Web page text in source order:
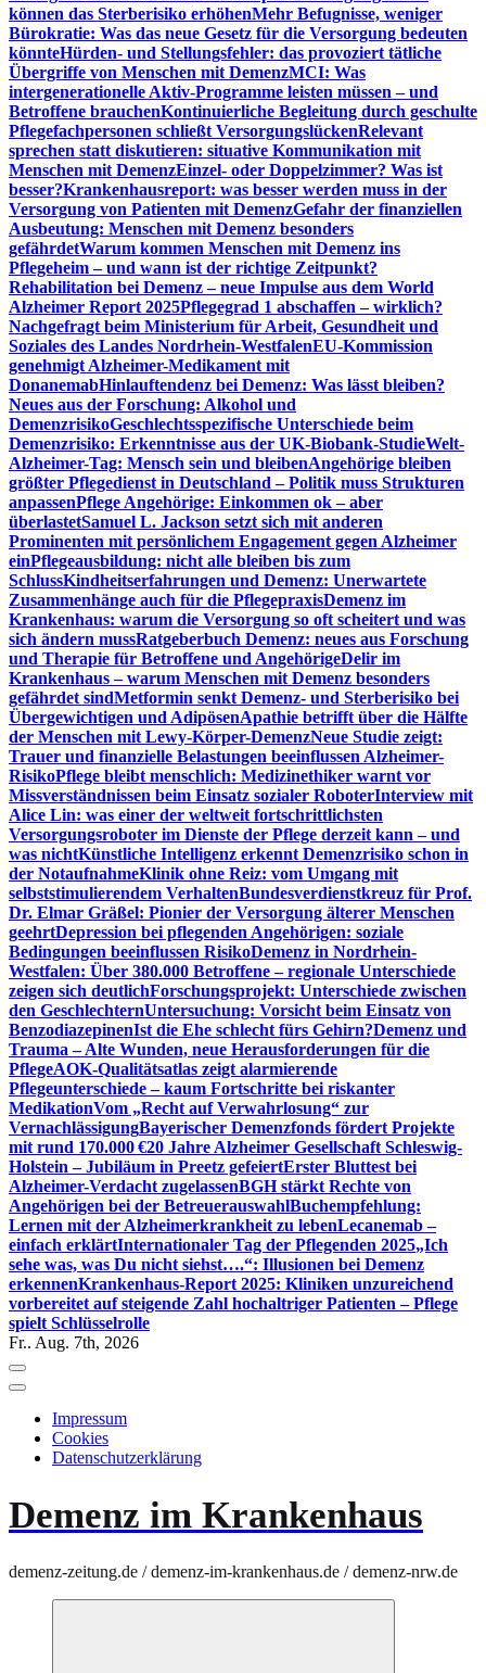
können das Sterberisiko erhöhenMehr Befugnisse, weniger
Bürokratie: Was das neue Gesetz für die Versorgung bedeuten
könnteHürden- und Stellungsfehler: das provoziert tätliche
Übergriffe von Menschen mit DemenzMCI: Was
intergenerationelle Aktiv-Programme leisten müssen – und
Betroffene brauchenKontinuierliche Begleitung durch geschulte
Pflegefachpersonen schließt VersorgungslückenRelevant
sprechen statt diskutieren: situative Kommunikation mit
Menschen mit DemenzEinzel- oder Doppelzimmer? Was ist
besser?Krankenhausreport: was besser werden muss in der
Versorgung von Patienten mit DemenzGefahr der finanziellen
Ausbeutung: Menschen mit Demenz besonders
gefährdetWarum kommen Menschen mit Demenz ins
Pflegeheim – und wann ist der richtige Zeitpunkt?
Rehabilitation bei Demenz – neue Impulse aus dem World
Alzheimer Report 2025Pflegegrad 1 abschaffen – wirklich?
Nachgefragt beim Ministerium für Arbeit, Gesundheit und
Soziales des Landes Nordrhein-WestfalenEU-Kommission
genehmigt Alzheimer-Medikament mit
DonanemabHinlauftendenz bei Demenz: Was lässt bleiben?
Neues aus der Forschung: Alkohol und
DemenzrisikoGeschlechtsspezifische Unterschiede beim
Demenzrisiko: Erkenntnisse aus der UK-Biobank-StudieWelt-
Alzheimer-Tag: Mensch sein und bleibenAngehörige bleiben
größter Pflegedienst in Deutschland – Politik muss Strukturen
anpassenPflege Angehörige: Einkommen ok – aber
überlastetSamuel L. Jackson setzt sich mit anderen
Prominenten mit persönlichem Engagement gegen Alzheimer
einPflegeausbildung: nicht alle bleiben bis zum
SchlussKindheitserfahrungen und Demenz: Unerwartete
Zusammenhänge auch für die PflegepraxisDemenz im
Krankenhaus: warum die Versorgung so oft scheitert und was
sich ändern mussRatgeberbuch Demenz: neues aus Forschung
und Therapie für Betroffene und AngehörigeDelir im
Krankenhaus – warum Menschen mit Demenz besonders
gefährdet sindMetformin senkt Demenz- und Sterberisiko bei
Übergewichtigen und AdipösenApathie betrifft über die Hälfte
der Menschen mit Lewy-Körper-DemenzNeue Studie zeigt:
Trauer und finanzielle Belastungen beeinflussen Alzheimer-
RisikoPflege bleibt menschlich: Medizinethiker warnt vor
Missverständnissen beim Einsatz sozialer RoboterInterview mit
Alice Lin: was einer der weltweit fortschrittlichsten
Versorgungsroboter im Dienste der Pflege derzeit kann – und
was nichtKünstliche Intelligenz erkennt Demenzrisiko schon in
der NotaufnahmeKlinik ohne Reiz: vom Umgang mit
selbststimulierendem VerhaltenBundesverdienstkreuz für Prof.
Dr. Elmar Gräßel: Pionier der Versorgung älterer Menschen
geehrtDepression bei pflegenden Angehörigen: soziale
Bedingungen beeinflussen RisikoDemenz in Nordrhein-
Westfalen: Über 380.000 Betroffene – regionale Unterschiede
zeigen sich deutlichForschungsprojekt: Unterschiede zwischen
den GeschlechternUntersuchung: Vorsicht beim Einsatz von
BenzodiazepinenIst die Ehe schlecht fürs Gehirn?Demenz und
Trauma – Alte Wunden, neue Herausforderungen für die
PflegeAOK-Qualitätsatlas zeigt alarmierende
Pflegeunterschiede – kaum Fortschritte bei riskanter
MedikationVom „Recht auf Verwahrlosung“ zur
VernachlässigungBayerischer Demenzfonds fördert Projekte
mit rund 170.000 €20 Jahre Alzheimer Gesellschaft Schleswig-
Holstein – Jubiläum in Preetz gefeiertErster Bluttest bei
Alzheimer-Verdacht zugelassenBGH stärkt Rechte von
Angehörigen bei der BetreuerauswahlBuchempfehlung:
Lernen mit der Alzheimerkrankheit zu lebenLecanemab –
einfach erklärtInternationaler Tag der Pflegenden 2025„Ich
sehe was, was Du nicht siehst….“: Illusionen bei Demenz
erkennenKrankenhaus-Report 2025: Kliniken unzureichend
vorbereitet auf steigende Zahl hochaltriger Patienten – Pflege
spielt Schlüsselrolle
Fr.. Aug. 7th, 2026
Impressum
Cookies
Datenschutzerklärung
Demenz im Krankenhaus
demenz-zeitung.de / demenz-im-krankenhaus.de / demenz-nrw.de